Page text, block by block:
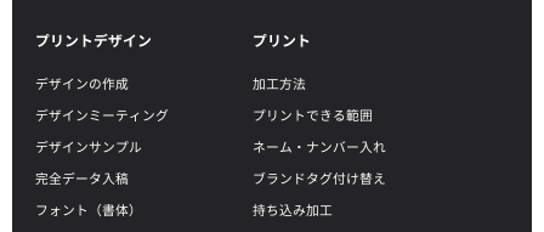
プリントデザイン
デザインの作成
デザインミーティング
デザインサンプル
完全データ入稿
フォント（書体）
プリント
加工方法
プリントできる範囲
ネーム・ナンバー入れ
ブランドタグ付け替え
持ち込み加工